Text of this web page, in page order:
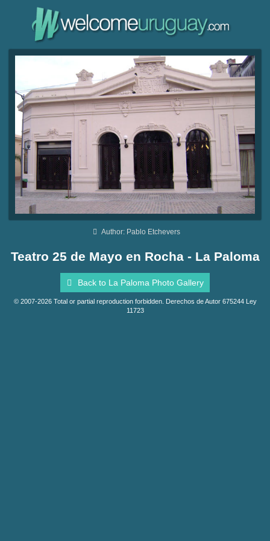
Author: Pablo Etchevers
Teatro 25 de Mayo en Rocha - La Paloma
Back to La Paloma Photo Gallery
© 2007-2026 Total or partial reproduction forbidden. Derechos de Autor 675244 Ley
11723